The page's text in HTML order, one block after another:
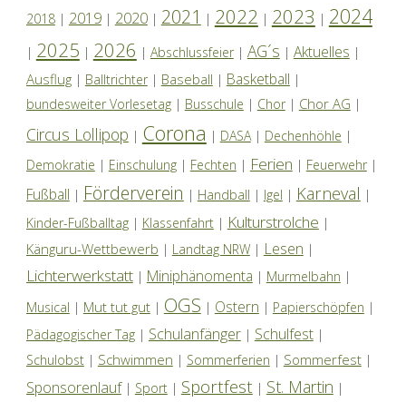
2018| 2019| 2020| 2021 | 2022 | 2023 | 2024
| 2025 | 2026 | Abschlussfeier| AG´s | Aktuelles |
Ausflug| Balltrichter| Baseball | Basketball |
bundesweiter Vorlesetag| Busschule | Chor| Chor AG |
Circus Lollipop | Corona | DASA| Dechenhöhle |
Demokratie | Einschulung| Fechten | Ferien | Feuerwehr|
Fußball | Förderverein | Handball | Igel | Karneval |
Kinder-Fußballtag| Klassenfahrt| Kulturstrolche |
Känguru-Wettbewerb | Landtag NRW| Lesen |
Lichterwerkstatt| Miniphänomenta | Murmelbahn |
Musical | Mut tut gut| OGS | Ostern | Papierschöpfen |
Pädagogischer Tag| Schulanfänger| Schulfest|
Schulobst| Schwimmen | Sommerferien | Sommerfest|
Sponsorenlauf| Sport| Sportfest | St. Martin |